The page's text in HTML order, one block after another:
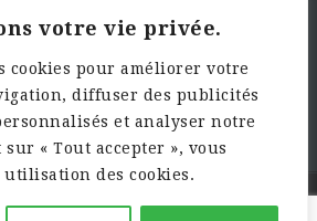
votre vie privée.
cookies pour améliorer votre
diffuser des publicités
et analyser notre
« Tout accepter », vous
des cookies.
Designed with Web Studio